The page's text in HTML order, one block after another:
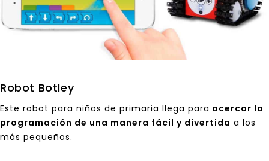
Robot Botley
Este robot para niños de primaria llega para acercar la
programación de una manera fácil y divertida a los
más pequeños.